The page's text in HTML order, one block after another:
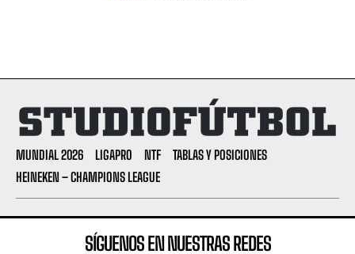
MUNDIAL 2026 LIGAPRO NTF
TABLAS Y POSICIONES
HEINEKEN – CHAMPIONS LEAGUE
SÍGUENOS EN NUESTRAS REDES